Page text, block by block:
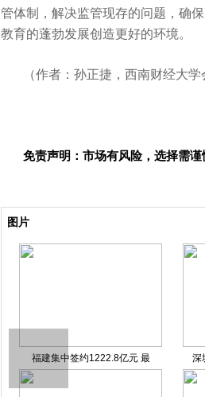
管体制，解决监管现存的问题，确
教育的蓬勃发展创造更好的环境。
（作者：孙正捷，西南财经大学
免责声明：市场有风险，选择需谨
图片
福建集中签约1222.8亿元 最 深